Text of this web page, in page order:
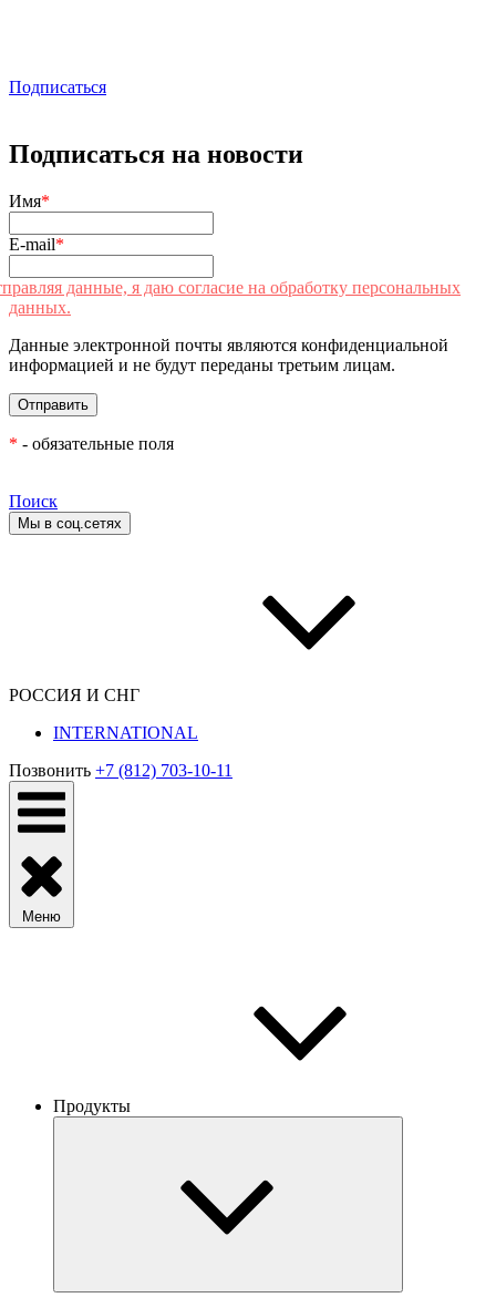
Подписаться
Подписаться на новости
Имя*
E-mail*
данные, я даю согласие на обработку персональных
данных.
Данные электронной почты являются конфиденциальной
информацией и не будут переданы третьим лицам.
* - обязательные поля
Поиск
Мы в соц.сетях
РОССИЯ И СНГ
INTERNATIONAL
Позвонить +7 (812) 703-10-11
Меню
Продукты